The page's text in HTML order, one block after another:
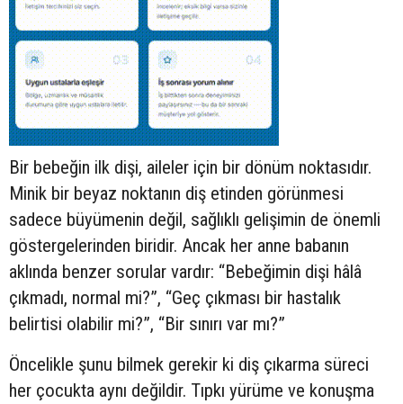
Bir bebeğin ilk dişi, aileler için bir dönüm noktasıdır.
Minik bir beyaz noktanın diş etinden görünmesi
sadece büyümenin değil, sağlıklı gelişimin de önemli
göstergelerinden biridir. Ancak her anne babanın
aklında benzer sorular vardır: “Bebeğimin dişi hâlâ
çıkmadı, normal mi?”, “Geç çıkması bir hastalık
belirtisi olabilir mi?”, “Bir sınırı var mı?”
Öncelikle şunu bilmek gerekir ki diş çıkarma süreci
her çocukta aynı değildir. Tıpkı yürüme ve konuşma